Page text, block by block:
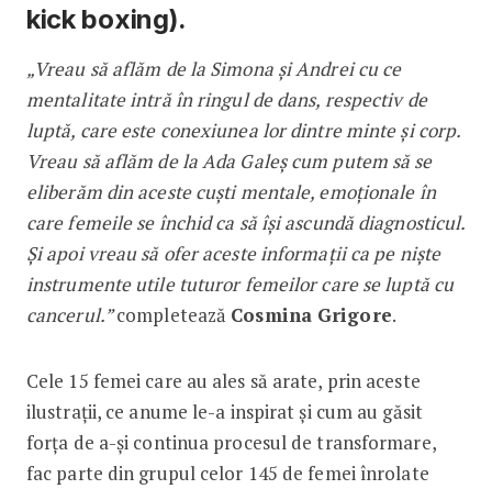
kick boxing).
„Vreau să aflăm de la Simona și Andrei cu ce
mentalitate intră în ringul de dans, respectiv de
luptă, care este conexiunea lor dintre minte și corp.
Vreau să aflăm de la Ada Galeș cum putem să se
eliberăm din aceste cuști mentale, emoționale în
care femeile se închid ca să își ascundă diagnosticul.
Și apoi vreau să ofer aceste informații ca pe niște
instrumente utile tuturor femeilor care se luptă cu
cancerul.”completează Cosmina Grigore.
Cele 15 femei care au ales să arate, prin aceste
ilustrații, ce anume le-a inspirat și cum au găsit
forța de a-și continua procesul de transformare,
fac parte din grupul celor 145 de femei înrolate